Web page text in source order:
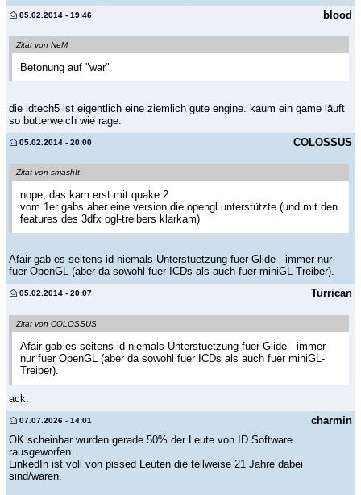
blood
05.02.2014 - 19:46
Zitat von NeM
Betonung auf "war"
die idtech5 ist eigentlich eine ziemlich gute engine. kaum ein game läuft
so butterweich wie rage.
COLOSSUS
05.02.2014 - 20:00
Zitat von smashIt
nope, das kam erst mit quake 2
vom 1er gabs aber eine version die opengl unterstützte (und mit den
features des 3dfx ogl-treibers klarkam)
Afair gab es seitens id niemals Unterstuetzung fuer Glide - immer nur
fuer OpenGL (aber da sowohl fuer ICDs als auch fuer miniGL-Treiber).
Turrican
05.02.2014 - 20:07
Zitat von COLOSSUS
Afair gab es seitens id niemals Unterstuetzung fuer Glide - immer
nur fuer OpenGL (aber da sowohl fuer ICDs als auch fuer miniGL-
Treiber).
ack.
charmin
07.07.2026 - 14:01
OK scheinbar wurden gerade 50% der Leute von ID Software
rausgeworfen.
LinkedIn ist voll von pissed Leuten die teilweise 21 Jahre dabei
sind/waren.